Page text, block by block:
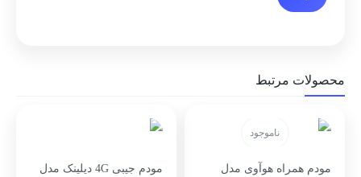
محصولات مرتبط
ناموجود
مودم همراه هوآوی مدل
مودم جیبی 4G دیلینک مدل